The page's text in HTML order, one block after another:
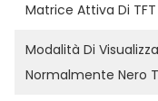
Matrice Attiva Di TFT
Modalità Di
Normalmente Nero